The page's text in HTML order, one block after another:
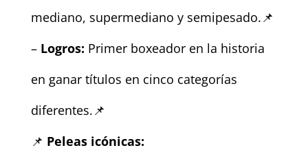
mediano, supermediano y semipesado.📌
– Logros: Primer boxeador en la historia
en ganar títulos en cinco categorías
diferentes.📌
📌 Peleas icónicas: